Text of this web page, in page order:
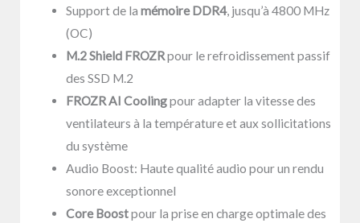
Support de la mémoire DDR4, jusqu’à 4800 MHz
(OC)
M.2 Shield FROZRpour le refroidissement passif
des SSD M.2
FROZR AI Coolingpour adapter la vitesse des
ventilateurs à la température et aux sollicitations
du système
Audio Boost: Haute qualité audio pour un rendu
sonore exceptionnel
Core Boostpour la prise en charge optimale des